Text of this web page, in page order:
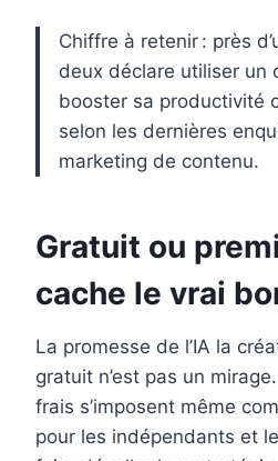
Chiffre à retenir : près
deux déclare utiliser un
booster sa productivité
selon les dernières
marketing de contenu.
Gratuit ou
cache le vrai
La promesse de l’IA la
gratuit n’est pas un
frais s’imposent même
pour les indépendants et